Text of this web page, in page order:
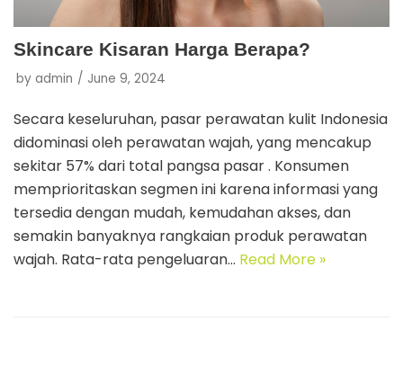
Skincare Kisaran Harga Berapa?
by admin June 9, 2024
Secara keseluruhan, pasar perawatan kulit Indonesia
didominasi oleh perawatan wajah, yang mencakup
sekitar 57% dari total pangsa pasar . Konsumen
memprioritaskan segmen ini karena informasi yang
tersedia dengan mudah, kemudahan akses, dan
semakin banyaknya rangkaian produk perawatan
wajah. Rata-rata pengeluaran… Read More »